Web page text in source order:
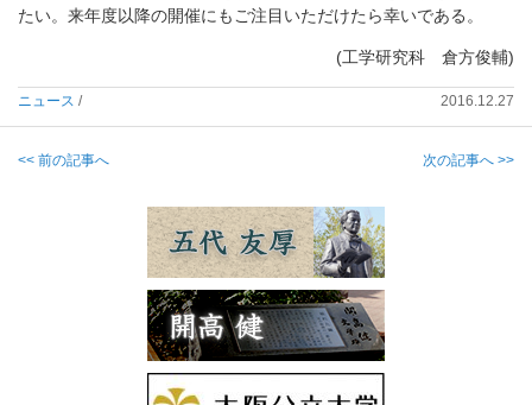
たい。来年度以降の開催にもご注目いただけたら幸いである。
(工学研究科 倉方俊輔)
ニュース / 2016.12.27
<< 前の記事へ 次の記事へ >>